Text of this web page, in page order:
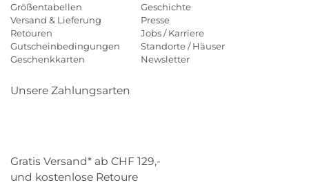
Größentabellen
Versand & Lieferung
Retouren
Gutscheinbedingungen
Geschenkkarten
Geschichte
Presse
Jobs / Karriere
Standorte / Häuser
Newsletter
Unsere Zahlungsarten
Gratis Versand* ab CHF 129,-
und kostenlose Retoure